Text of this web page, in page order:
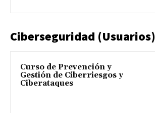
Ciberseguridad (Usuarios)
Curso de Prevención y
Gestión de Ciberriesgos y
Ciberataques